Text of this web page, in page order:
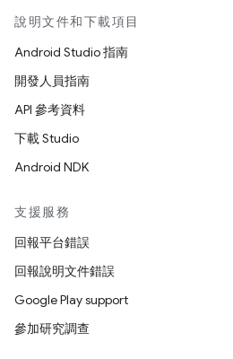
說明文件和下載項目
Android Studio 指南
開發人員指南
API 參考資料
下載 Studio
Android NDK
支援服務
回報平台錯誤
回報說明文件錯誤
Google Play support
參加研究調查